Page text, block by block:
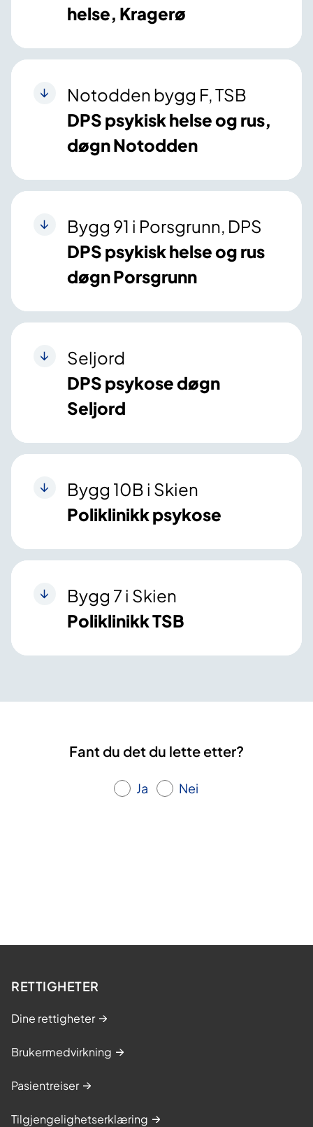
helse, Kragerø
Notodden bygg F, TSB
DPS psykisk helse og rus,
døgn Notodden
Bygg 91 i Porsgrunn, DPS
DPS psykisk helse og rus
døgn Porsgrunn
Seljord
DPS psykose døgn
Seljord
Bygg 10B i Skien
Poliklinikk psykose
Bygg 7 i Skien
Poliklinikk TSB
Fant du det du lette etter?
Ja Nei
RETTIGHETER
Dine rettigheter
Brukermedvirkning
Pasientreiser
Tilgjengelighetserklæring